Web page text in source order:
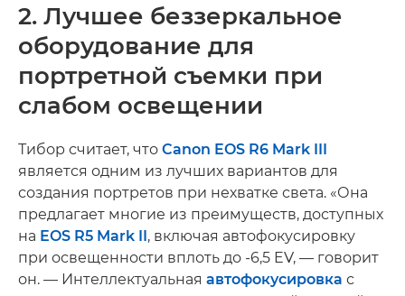
2. Лучшее беззеркальное
оборудование для
портретной съемки при
слабом освещении
Тибор считает, что Canon EOS R6 Mark III
является одним из лучших вариантов для
создания портретов при нехватке света. «Она
предлагает многие из преимуществ, доступных
на EOS R5 Mark II, включая автофокусировку
при освещенности вплоть до -6,5 EV, — говорит
он. — Интеллектуальная автофокусировка с